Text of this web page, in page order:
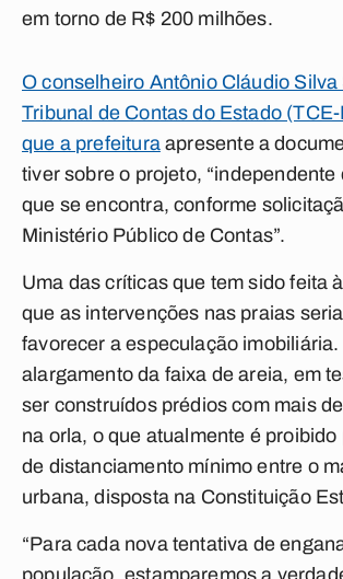
em torno de R$ 200 milhões.
O conselheiro Antônio Cláudio
Tribunal de Contas do Estado
que a prefeituraapresente a
tiver sobre o projeto, “independente
que se encontra, conforme
Ministério Público de Contas”.
Uma das críticas que tem sido feita
que as intervenções nas praias
favorecer a especulação imobiliária.
alargamento da faixa de areia, em
ser construídos prédios com mais
na orla, o que atualmente é
de distanciamento mínimo entre o
urbana, disposta na Constituição
“Para cada nova tentativa de
população, estamparemos a